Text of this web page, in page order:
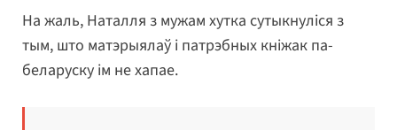
На жаль, Наталля з мужам хутка сутыкнуліся з
тым, што матэрыялаў і патрэбных кніжак па-
беларуску ім не хапае.